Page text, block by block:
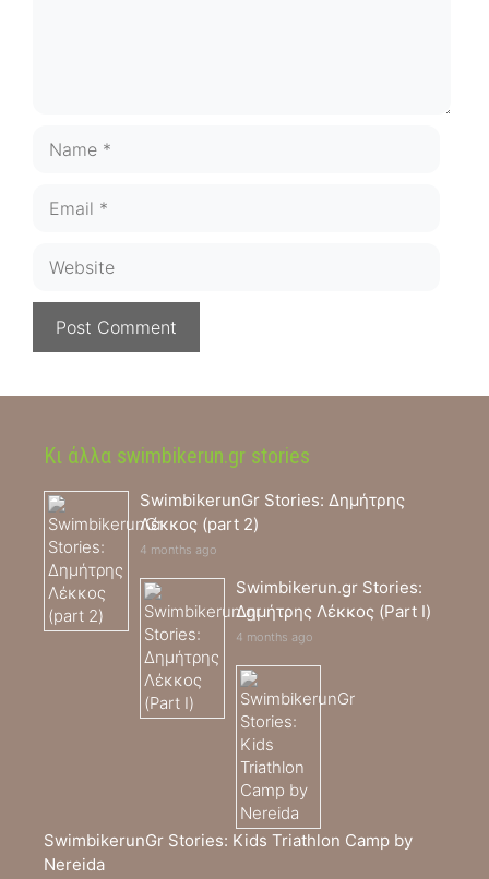
Κι άλλα swimbikerun.gr stories
SwimbikerunGr Stories: Δημήτρης
Λέκκος (part 2)
4 months ago
Swimbikerun.gr Stories:
Δημήτρης Λέκκος (Part I)
4 months ago
SwimbikerunGr Stories: Kids Triathlon Camp by
Nereida